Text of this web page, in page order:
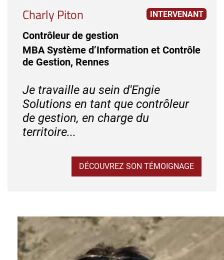
Charly Piton INTERVENANT
Contrôleur de gestion
MBA Système d’Information et Contrôle
de Gestion, Rennes
Je travaille au sein d'Engie
Solutions en tant que contrôleur
de gestion, en charge du
territoire...
DÉCOUVREZ SON TÉMOIGNAGE